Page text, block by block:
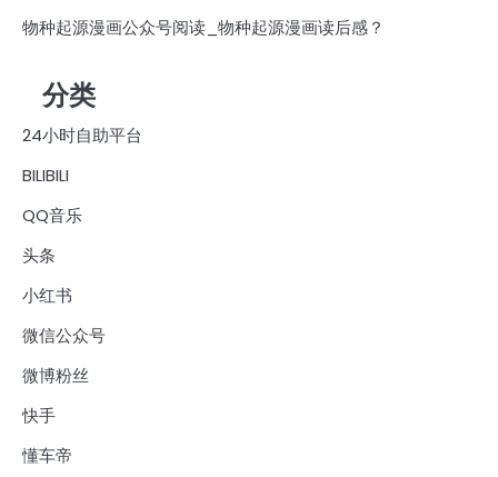
物种起源漫画公众号阅读_物种起源漫画读后感？
分类
24小时自助平台
BILIBILI
QQ音乐
头条
小红书
微信公众号
微博粉丝
快手
懂车帝